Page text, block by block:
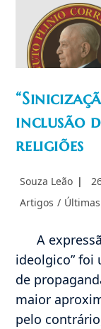
Imagem
inclusão
religiões
Autor
post:
Souza Leão
Categoria
Artigos /
A
ideolgico” foi
de
maior
pelo